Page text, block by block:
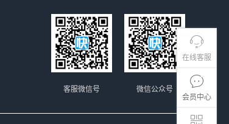
在线客服
会员中心
微信公众号
客服微信号